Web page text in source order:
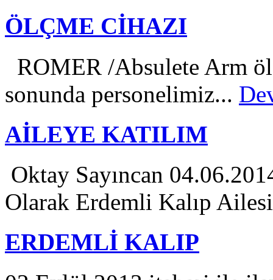
ÖLÇME CİHAZI
ROMER /Absulete Arm
sonunda personelimiz...
AİLEYE KATILIM
Oktay Sayıncan
Olarak Erdemli Kalıp
ERDEMLİ KALIP